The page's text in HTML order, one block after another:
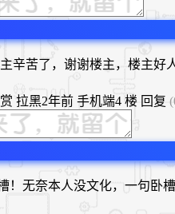
辛苦了，谢谢楼主，楼主好
拉黑2年前 手机端4 楼 回复
！无奈本人没文化，一句卧槽